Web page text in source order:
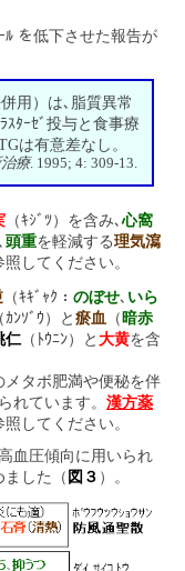
ﾙ を低下させた報告が
用）は､脂質異常
ｽﾀｰｾﾞ投与と食事療
は有意差なし。
療. 1995; 4: 309-13.
（ｷｼﾞﾂ）を含み､ 心窩
､ 頭重を軽減する理気瀉
照してください。
（ｷｷﾞｬｸ： のぼせ､ いら
ｶﾝｿﾞｳ）と 瘀血 （ 暗赤
仁 （ﾄｳﾆﾝ）と 大黄を含
タボ肥満や便秘を伴
れています。 漢方薬
照してください。
血圧傾向に用いられ
ました（ 図３ ）。